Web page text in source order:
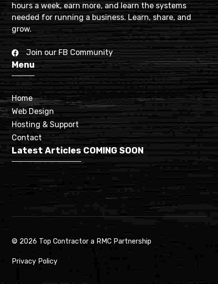
hours a week, earn more, and learn the systems
needed for running a business. Learn, share, and
grow.
Join our FB Community
Menu
Home
Web Design
Hosting & Support
Contact
Latest Articles COMING SOON
© 2026 Top Contractor a RMC Partnership
Privacy Policy